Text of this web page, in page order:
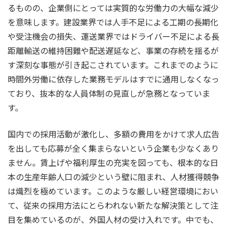
るものの、企業側にとっては実質的な労働力の大幅な減少
を意味します。建設業界では人手不足による工期の長期化
や受注機会の損失、運送業界ではドライバー不足による長
距離輸送の維持困難や配送遅延など、事業の存続を揺るが
す深刻な事態が引き起こされています。これまでのように
時間外労働に依存した業務モデルはすでに通用しなくなっ
ており、抜本的な人員体制の見直しが急務となっていま
す。
国内での採用活動が激化し、多額の費用をかけて求人広告
を出しても応募が全く集まらないという企業も少なくあり
ません。賃上げや福利厚生の充実を図っても、根本的な日
本の生産年齢人口の減少という壁に阻まれ、人材獲得競争
は熾烈を極めています。このような厳しい経営環境におい
て、従来の採用方法にとらわれない新たな解決策として注
目を集めているのが、外国人材の受け入れです。中でも、